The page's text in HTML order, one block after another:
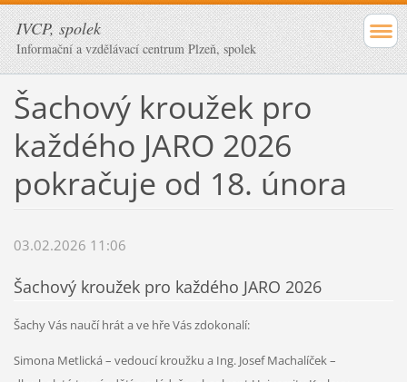
IVCP, spolek
Informační a vzdělávací centrum Plzeň, spolek
Šachový kroužek pro
každého JARO 2026
pokračuje od 18. února
03.02.2026 11:06
Šachový kroužek pro každého JARO 2026
Šachy Vás naučí hrát a ve hře Vás zdokonalí:
Simona Metlická – vedoucí kroužku a Ing. Josef Machalíček –